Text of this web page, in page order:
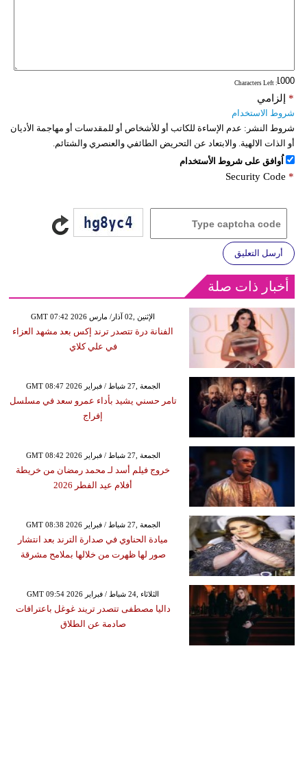
: Characters Left
إلزامي *
شروط الاستخدام
شروط النشر: عدم الإساءة للكاتب أو للأشخاص أو للمقدسات أو مهاجمة الأديان
أو الذات الالهية. والابتعاد عن التحريض الطائفي والعنصري والشتائم.
اُوافق على شروط الأستخدام
Security Code *
أرسل التعليق
أخبار ذات صلة
GMT 07:42 2026 الإثنين ,02 آذار/ مارس
الفنانة درة تتصدر ترند إكس بعد مشهد العزاء
في علي كلاي
GMT 08:47 2026 الجمعة ,27 شباط / فبراير
تامر حسني يشيد بأداء عمرو سعد في مسلسل
إفراج
GMT 08:42 2026 الجمعة ,27 شباط / فبراير
خروج فيلم أسد لـ محمد رمضان من خريطة
أفلام عيد الفطر 2026
GMT 08:38 2026 الجمعة ,27 شباط / فبراير
ميادة الحناوي في صدارة الترند بعد انتشار
صور لها ظهرت من خلالها بملامح مشرقة
GMT 09:54 2026 الثلاثاء ,24 شباط / فبراير
داليا مصطفى تتصدر تريند غوغل باعترافات
صادمة عن الطلاق